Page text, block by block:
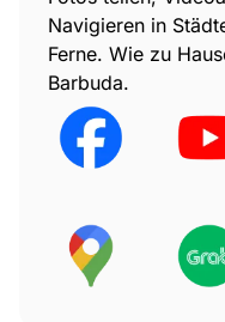
Navigieren in
Ferne. Wie zu
Barbuda.